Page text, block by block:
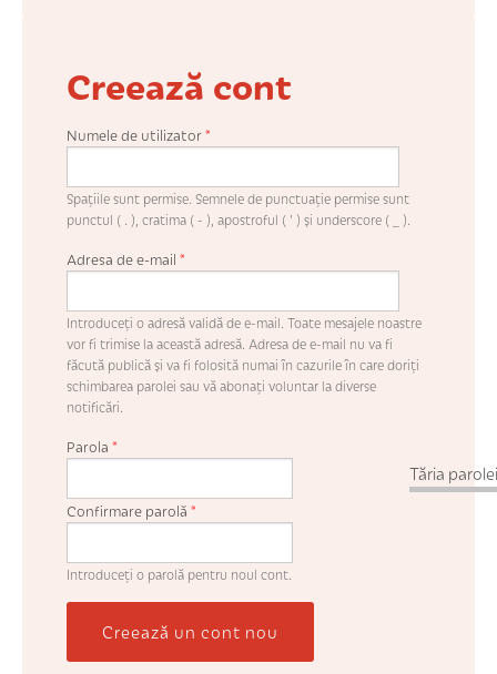
Creează cont
Numele de utilizator*
Spaţiile sunt permise. Semnele de punctuaţie permise sunt
punctul ( . ), cratima ( - ), apostroful ( ' ) şi underscore ( _ ).
Adresa de e-mail *
Introduceţi o adresă validă de e-mail. Toate mesajele noastre
vor fi trimise la această adresă. Adresa de e-mail nu va fi
făcută publică şi va fi folosită numai în cazurile în care doriţi
schimbarea parolei sau vă abonaţi voluntar la diverse
notificări.
Tăria
Parola *
Confirmare parolă *
Introduceţi o parolă pentru noul cont.
Creează un cont nou